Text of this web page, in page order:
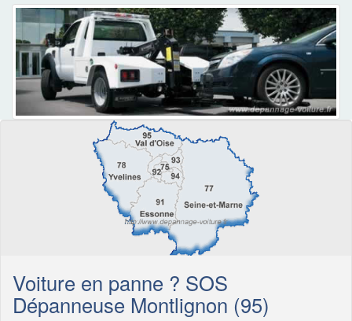
Voiture en panne ? SOS
Dépanneuse Montlignon (95)